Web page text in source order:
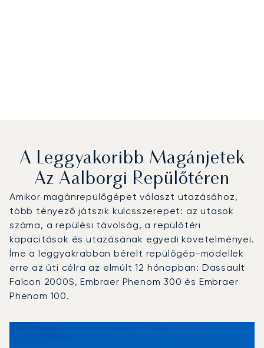
A Leggyakoribb Magánjetek
Az Aalborgi Repülőtéren
Amikor magánrepülőgépet választ utazásához,
több tényező játszik kulcsszerepet: az utasok
száma, a repülési távolság, a repülőtéri
kapacitások és utazásának egyedi követelményei.
Íme a leggyakrabban bérelt repülőgép-modellek
erre az úti célra az elmúlt 12 hónapban: Dassault
Falcon 2000S, Embraer Phenom 300 és Embraer
Phenom 100.